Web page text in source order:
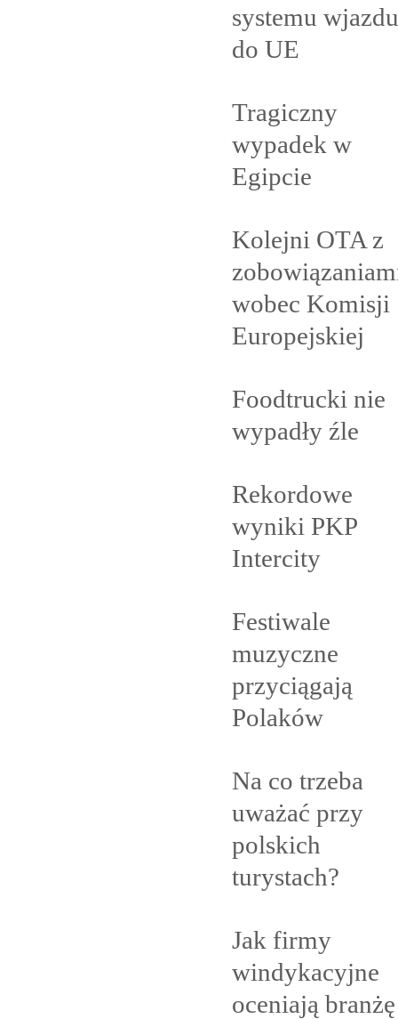
systemu wjazdu
do UE
Tragiczny
wypadek w
Egipcie
Kolejni OTA z
wobec Komisji
Europejskiej
Foodtrucki nie
wypadły źle
Rekordowe
wyniki PKP
Intercity
Festiwale
muzyczne
przyciągają
Polaków
Na co trzeba
uważać przy
polskich
turystach?
Jak firmy
windykacyjne
oceniają branżę